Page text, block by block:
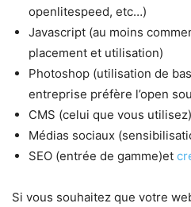
openlitespeed, etc…)
Javascript (au moins
placement et utilisation)
Photoshop (utilisation de
entreprise préfère l’open
CMS (celui que vous utilisez)
Médias sociaux
SEO (entrée de gamme)et
Si vous souhaitez que votre